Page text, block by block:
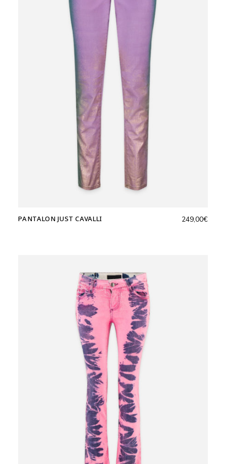
PANTALON JUST CAVALLI 249,00€